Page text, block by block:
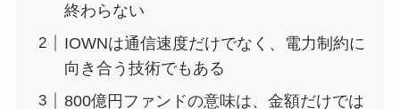
終わらない
IOWNは通信速度だけでなく、電力制約に
向き合う技術でもある
800億円ファンドの意味は、金額だけでは